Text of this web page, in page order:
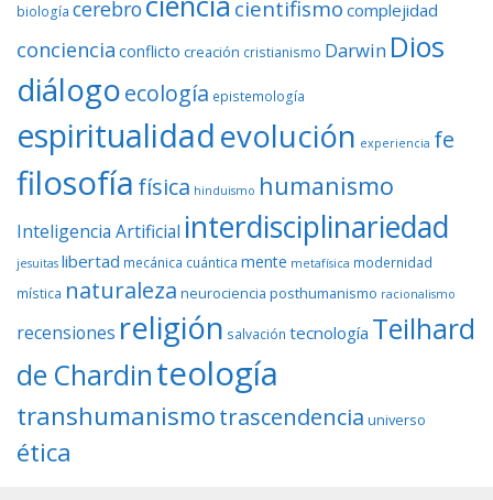
biología cerebro cientifismo complejidad
conciencia conflicto creación cristianismo Darwin Dios
diálogoecología epistemología
espiritualidadevolución experiencia fe
filosofía física hinduismo humanismo
Inteligencia Artificial interdisciplinariedad
jesuitas libertad mecánica cuántica mente metafísica modernidad
mística naturaleza neurociencia posthumanismo racionalismo
recensiones religión salvación tecnología Teilhard
de Chardinteología
transhumanismotrascendencia universo
ética